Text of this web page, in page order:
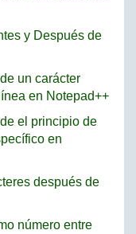
y Después de
un carácter
en Notepad++
el principio de
en
después de
número entre